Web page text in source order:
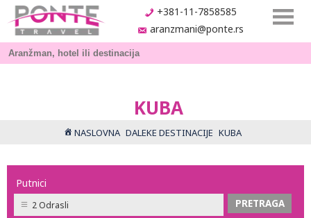
+381-11-7858585
aranzmani@ponte.rs
KUBA
NASLOVNA DALEKE DESTINACIJE KUBA
Putnici
2 Odrasli